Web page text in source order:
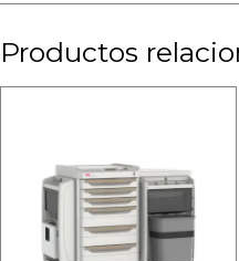
Productos